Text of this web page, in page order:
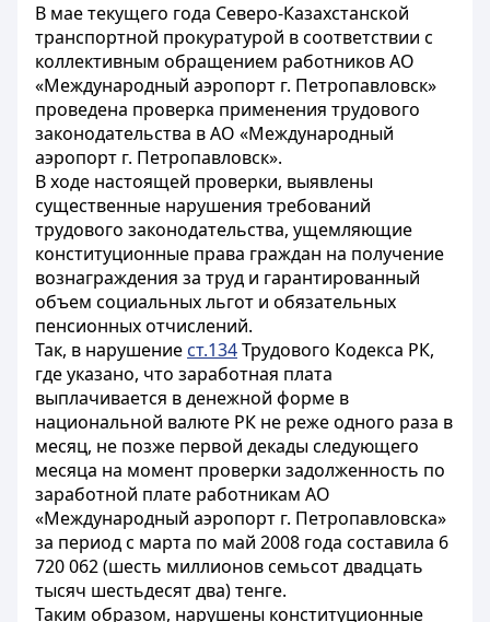
В мае текущего года Северо-Казахстанской
транспортной прокуратурой в соответствии с
коллективным обращением работников АО
«Международный аэропорт г. Петропавловск»
проведена проверка применения трудового
законодательства в АО «Международный
аэропорт г. Петропавловск».
В ходе настоящей проверки, выявлены
существенные нарушения требований
трудового законодательства, ущемляющие
конституционные права граждан на получение
вознаграждения за труд и гарантированный
объем социальных льгот и обязательных
пенсионных отчислений.
Так, в нарушение ст.134Трудового Кодекса РК,
где указано, что заработная плата
выплачивается в денежной форме в
национальной валюте РК не реже одного раза в
месяц, не позже первой декады следующего
месяца на момент проверки задолженность по
заработной плате работникам АО
«Международный аэропорт г. Петропавловска»
за период с марта по май 2008 года составила 6
720 062 (шесть миллионов семьсот двадцать
тысяч шестьдесят два) тенге.
Таким образом, нарушены конституционные